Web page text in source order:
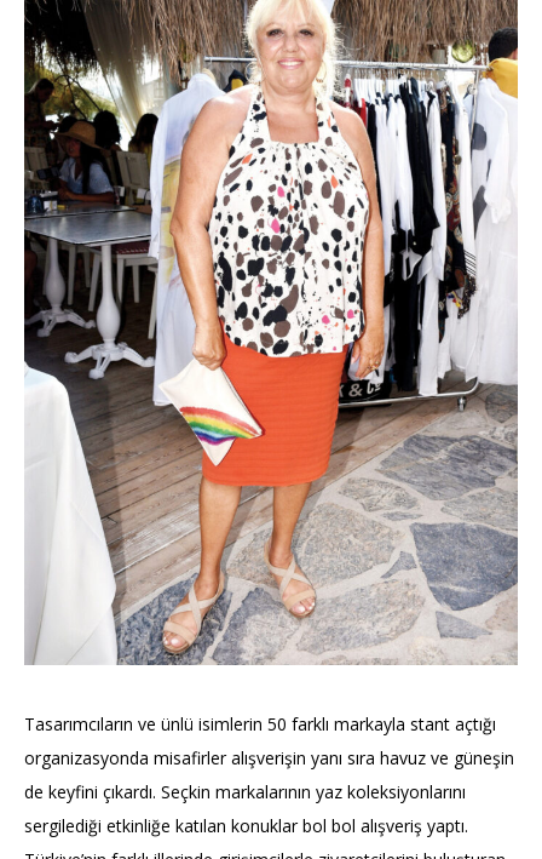
Tasarımcıların ve ünlü isimlerin 50 farklı markayla stant açtığı
organizasyonda misafirler alışverişin yanı sıra havuz ve güneşin
de keyfini çıkardı. Seçkin markalarının yaz koleksiyonlarını
sergilediği etkinliğe katılan konuklar bol bol alışveriş yaptı.